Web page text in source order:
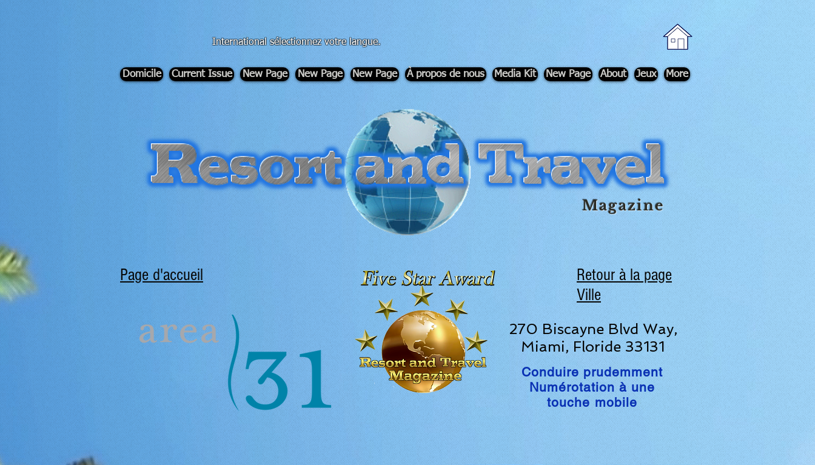
div id="myCodeElement"> div id="myCodeElement">
International sélectionnez votre langue.
Domicile Current Issue New Page New Page New Page À propos de nous Media Kit New Page About Jeux More
-
Magazine
Page d'accueil
Retour à la page
Ville
270 Biscayne Blvd Way,
Miami, Floride 33131
Conduire prudemment
Numérotation à une
touche mobile